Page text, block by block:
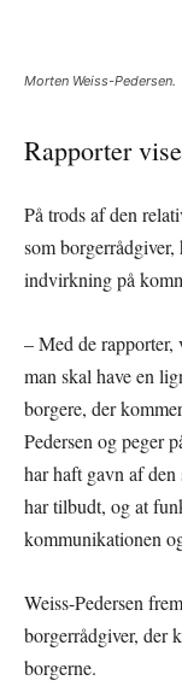
Morten Weiss-Pedersen.
Rapporter
På trods af den
som
indvirkning på
– Med de rapporter,
man skal have en
borgere, der
Pedersen og peger
har haft gavn af
har tilbudt, og at
kommunikationen
Weiss-Pedersen
borgerrådgiver,
borgerne.